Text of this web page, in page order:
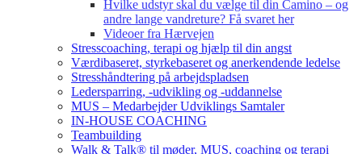
Hvilke udstyr skal du vælge til din Camino – og
andre lange vandreture? Få svaret her
Videoer fra Hærvejen
Stresscoaching, terapi og hjælp til din angst
Værdibaseret, styrkebaseret og anerkendende ledelse
Stresshåndtering på arbejdspladsen
Ledersparring, -udvikling og -uddannelse
MUS – Medarbejder Udviklings Samtaler
IN-HOUSE COACHING
Teambuilding
Walk & Talk® til møder, MUS, coaching og terapi